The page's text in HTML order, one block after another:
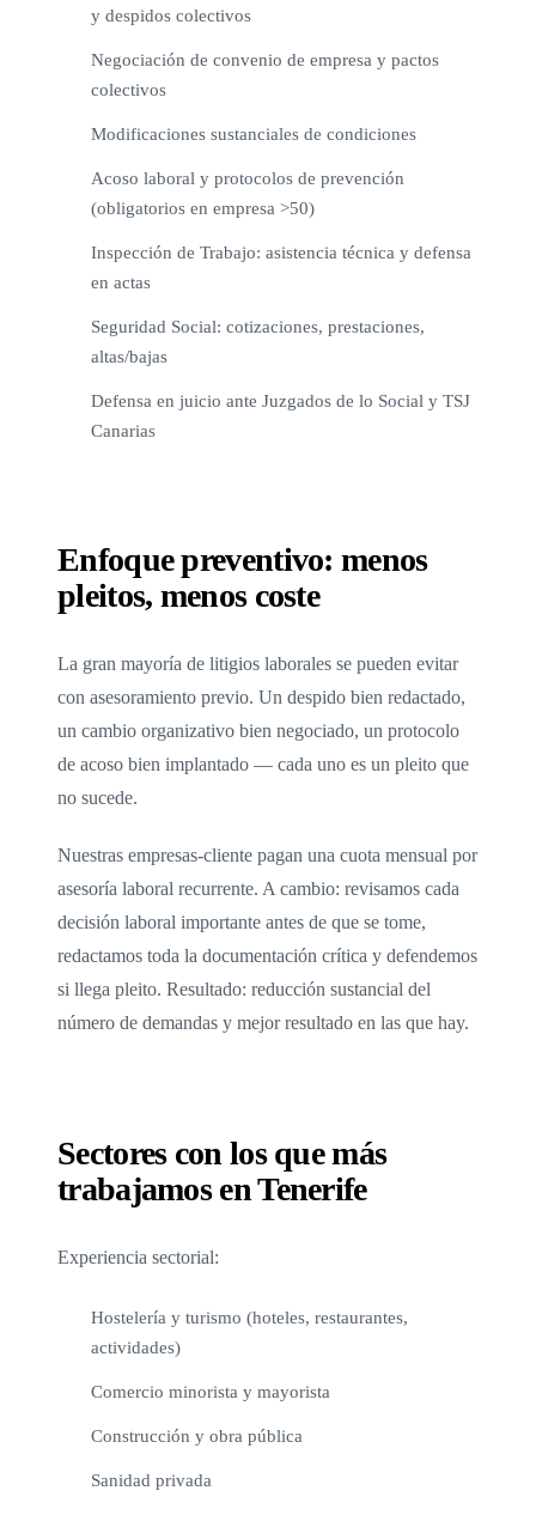
y despidos colectivos
Negociación de convenio de empresa y pactos
colectivos
Modificaciones sustanciales de condiciones
Acoso laboral y protocolos de prevención
(obligatorios en empresa >50)
Inspección de Trabajo: asistencia técnica y defensa
en actas
Seguridad Social: cotizaciones, prestaciones,
altas/bajas
Defensa en juicio ante Juzgados de lo Social y TSJ
Canarias
Enfoque preventivo: menos
pleitos, menos coste
La gran mayoría de litigios laborales se pueden evitar
con asesoramiento previo. Un despido bien redactado,
un cambio organizativo bien negociado, un protocolo
de acoso bien implantado — cada uno es un pleito que
no sucede.
Nuestras empresas-cliente pagan una cuota mensual por
asesoría laboral recurrente. A cambio: revisamos cada
decisión laboral importante antes de que se tome,
redactamos toda la documentación crítica y defendemos
si llega pleito. Resultado: reducción sustancial del
número de demandas y mejor resultado en las que hay.
Sectores con los que más
trabajamos en Tenerife
Experiencia sectorial:
Hostelería y turismo (hoteles, restaurantes,
actividades)
Comercio minorista y mayorista
Construcción y obra pública
Sanidad privada